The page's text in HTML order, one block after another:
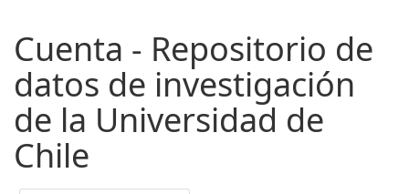
Cuenta - Repositorio de
datos de investigación
de la Universidad de
Chile